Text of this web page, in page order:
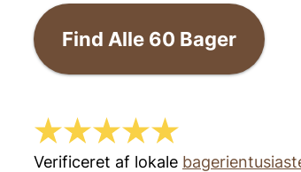
Find Alle 60 Bager
Verificeret af lokale